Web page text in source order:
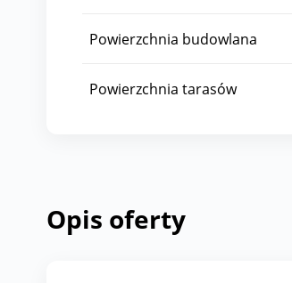
Powierzchnia budowlana
Powierzchnia tarasów
Opis oferty